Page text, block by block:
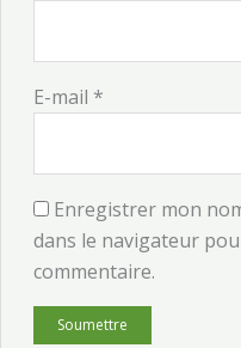
E-mail *
Enregistrer mon
dans le navigateur
commentaire.